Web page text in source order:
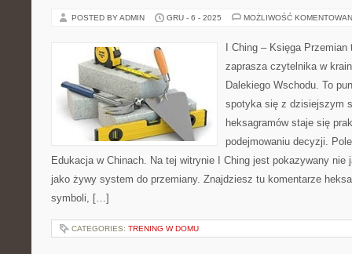
POSTED BY ADMIN GRU - 6 - 2025 MOŻLIWOŚĆ
I Ching – Księga
zaprasza czytelnika w
Dalekiego Wschodu. To
spotyka się z dzisiejszym
heksagramów staje się
podejmowaniu decyzji.
Edukacja w Chinach. Na tej witrynie I Ching jest pokazywany nie
jako żywy system do przemiany. Znajdziesz tu komentarze
symboli, […]
CATEGORIES: TRENING W DOMU